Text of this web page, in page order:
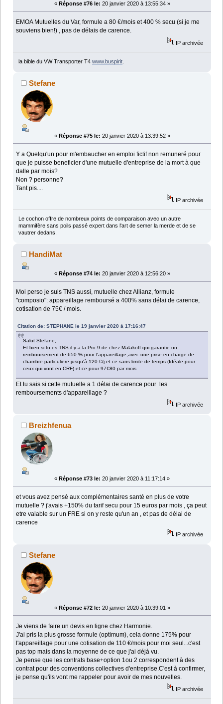
« Réponse #76 le: 20 janvier 2020 à 13:55:34 »
EMOA Mutuelles du Var, formule a 80 €/mois et 400 % secu (si je me
souviens bien!) , pas de délais de carence.
IP archivée
la bible du VW Transporter T4 www.buspirit.
Stefane
« Réponse #75 le: 20 janvier 2020 à 13:39:52 »
Y a Quelqu'un pour m'embaucher en emploi fictif non remuneré pour
que je puisse beneficier d'une mutuelle d'entreprise de la mort à que
dalle par mois?
Non ? personne?
Tant pis....
IP archivée
Le cochon offre de nombreux points de comparaison avec un autre
mammifère sans poils passé expert dans l'art de semer la merde et de se
vautrer dedans.
HandiMat
« Réponse #74 le: 20 janvier 2020 à 12:56:20 »
Moi perso je suis TNS aussi, mutuelle chez Allianz, formule
"composio": appareillage remboursé a 400% sans délai de carence,
cotisation de 75€ / mois.
Citation de: STEPHANE le 19 janvier 2020 à 17:16:47
Salut Stefane,
Et bien si tu es TNS il y a la Pro 9 de chez Malakoff qui garantie un
remboursement de 650 % pour l'appareillage,avec une prise en charge de
chambre particuliere jusqu'à 120 €/j et ce sans limite de temps (Idéale pour
ceux qui vont en CRF) et ce pour 97€80 par mois
Et tu sais si cette mutuelle a 1 délai de carence pour les
remboursements d'appareillage ?
IP archivée
Breizhfenua
« Réponse #73 le: 20 janvier 2020 à 11:17:14 »
et vous avez pensé aux complémentaires santé en plus de votre
mutuelle ? j'avais +150% du tarif secu pour 15 euros par mois , ça peut
etre valable sur un FRE si on y reste qu'un an , et pas de délai de
carence
IP archivée
Stefane
« Réponse #72 le: 20 janvier 2020 à 10:39:01 »
Je viens de faire un devis en ligne chez Harmonie.
J'ai pris la plus grosse formule (optimum), cela donne 175% pour
l'appareillage pour une cotisation de 110 €/mois pour moi seul...c'est
pas top mais dans la moyenne de ce que j'ai déjà vu.
Je pense que les contrats base+option 1ou 2 correspondent à des
contrat pour des conventions collectives d'entreprise.C'est à confirmer,
je pense qu'ils vont me rappeler pour avoir de mes nouvelles.
IP archivée